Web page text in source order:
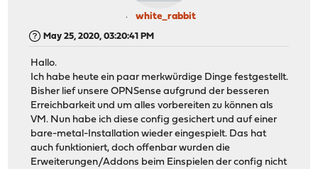
white_rabbit
May 25, 2020, 03:20:41 PM
Hallo.
Ich habe heute ein paar merkwürdige Dinge festgestellt.
Bisher lief unsere OPNSense aufgrund der besseren
Erreichbarkeit und um alles vorbereiten zu können als
VM. Nun habe ich diese config gesichert und auf einer
bare-metal-Installation wieder eingespielt. Das hat
auch funktioniert, doch offenbar wurden die
Erweiterungen/Addons beim Einspielen der config nicht